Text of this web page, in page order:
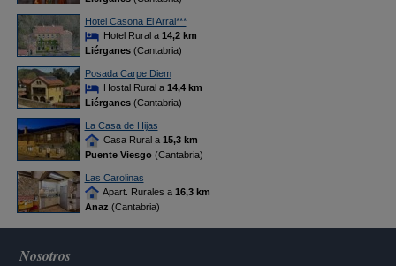
Hotel Casona El Arral***
Hotel Rural a 14,2 km
Liérganes(Cantabria)
Posada Carpe Diem
Hostal Rural a 14,4 km
Liérganes(Cantabria)
La Casa de Hijas
Casa Rural a 15,3 km
Puente Viesgo(Cantabria)
Las Carolinas
Apart. Rurales a 16,3 km
Anaz (Cantabria)
Nosotros